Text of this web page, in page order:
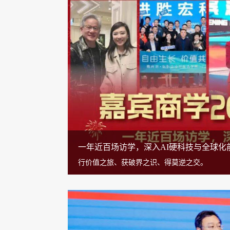
一年近百场访学，深入AI硬科技与全球化
行价值之旅、获破界之识、得莫逆之交。